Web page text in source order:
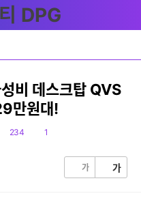
비 데스크탑 QVS
만원대!
읽
234
댓1
가 가